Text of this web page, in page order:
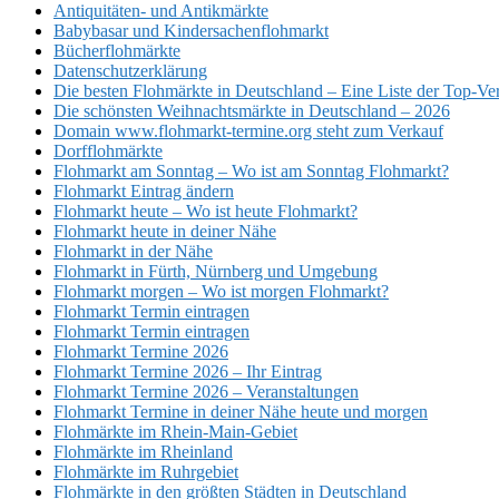
Antiquitäten- und Antikmärkte
Babybasar und Kindersachenflohmarkt
Bücherflohmärkte
Datenschutzerklärung
Die besten Flohmärkte in Deutschland – Eine Liste der Top-
Die schönsten Weihnachtsmärkte in Deutschland – 2026
Domain www.flohmarkt-termine.org steht zum Verkauf
Dorfflohmärkte
Flohmarkt am Sonntag – Wo ist am Sonntag Flohmarkt?
Flohmarkt Eintrag ändern
Flohmarkt heute – Wo ist heute Flohmarkt?
Flohmarkt heute in deiner Nähe
Flohmarkt in der Nähe
Flohmarkt in Fürth, Nürnberg und Umgebung
Flohmarkt morgen – Wo ist morgen Flohmarkt?
Flohmarkt Termin eintragen
Flohmarkt Termin eintragen
Flohmarkt Termine 2026
Flohmarkt Termine 2026 – Ihr Eintrag
Flohmarkt Termine 2026 – Veranstaltungen
Flohmarkt Termine in deiner Nähe heute und morgen
Flohmärkte im Rhein-Main-Gebiet
Flohmärkte im Rheinland
Flohmärkte im Ruhrgebiet
Flohmärkte in den größten Städten in Deutschland